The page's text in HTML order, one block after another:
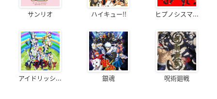
サンリオ ハイキュー!! ヒプノシスマ...
アイドリッシ... 銀魂 呪術廻戦